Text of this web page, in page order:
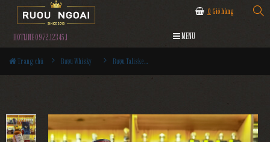
0 Giỏ hàng
HOTLINE 0972.12345.1 MENU
Trang chủ Rượu Whisky Rượu Talisker Storm